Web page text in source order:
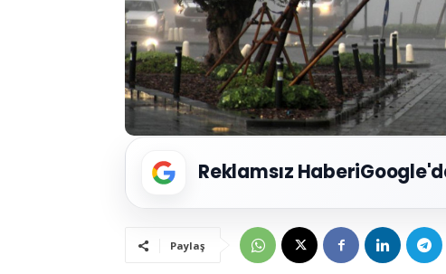
Reklamsız Haberi
Paylaş